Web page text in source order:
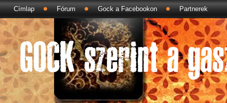
Címlap Fórum Gock a Facebookon Partnerek